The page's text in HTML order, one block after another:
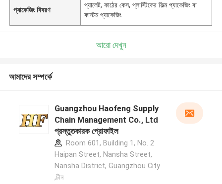
প্যাকেজিং বিবরণ
প্যালেট, কাঠের কেস, প্লাস্টিকের ফিল্ম প্যাকেজিং বা
কাস্টম প্যাকেজিং
আরো দেখুন
আমাদের সম্পর্কে
Guangzhou Haofeng Supply
Chain Management Co., Ltd
প্রস্তুতকারক প্রোফাইল
Room 601, Building 1, No. 2
Haipan Street, Nansha Street,
Nansha District, Guangzhou City
,চীন